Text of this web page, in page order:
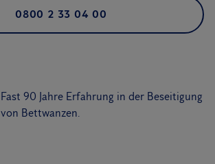
0800 2 33 04 00
Fast 90 Jahre Erfahrung in der Beseitigung
von Bettwanzen.